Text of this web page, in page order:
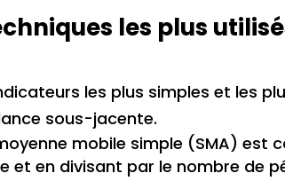
les plus
les plus simples et les
sous-jacente.
mobile simple (SMA) est
et en divisant par le nombre de